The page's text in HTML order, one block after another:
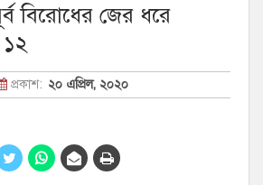
বিরোধের জের ধরে
প্রকাশ: ২০ এপ্রিল, ২০২০